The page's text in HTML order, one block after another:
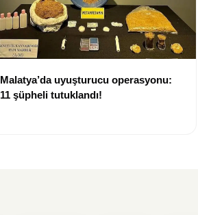
Malatya’da uyuşturucu operasyonu:
11 şüpheli tutuklandı!